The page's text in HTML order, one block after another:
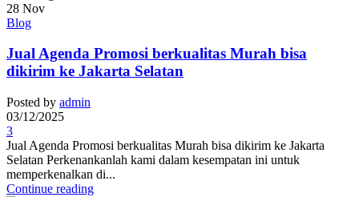
28 Nov
Blog
Jual Agenda Promosi berkualitas Murah bisa
dikirim ke Jakarta Selatan
Posted by admin
03/12/2025
3
Jual Agenda Promosi berkualitas Murah bisa dikirim ke Jakarta
Selatan Perkenankanlah kami dalam kesempatan ini untuk
memperkenalkan di...
Continue reading